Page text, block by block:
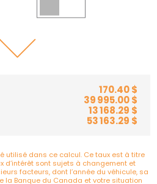
170.40 $
39 995.00 $
13 168.29 $
53 163.29 $
utilisé dans ce calcul. Ce taux est à titre
d’intérêt sont sujets à changement et
facteurs, dont l’année du véhicule, sa
la Banque du Canada et votre situation